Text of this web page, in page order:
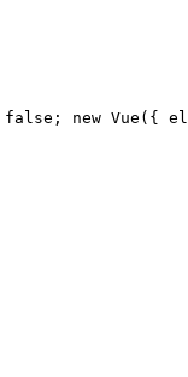
false ; new Vue({ el